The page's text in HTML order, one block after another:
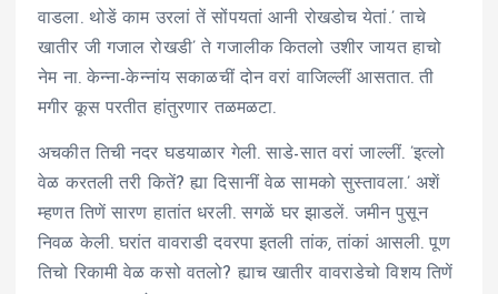
वाडला. थोडें काम उरलां तें सोंपयतां आनी रोखडोच येतां.’ ताचे
खातीर जी गजाल रोखडी’ ते गजालीक कितलो उशीर जायत हाचो
नेम ना. केन्ना-केन्नांय सकाळचीं दोन वरां वाजिल्लीं आसतात. ती
मगीर कूस परतीत हांतुरणार तळमळटा.
अचकीत तिची नदर घडयाळार गेली. साडे-सात वरां जाल्लीं. ’इत्लो
वेळ करतली तरी कितें? ह्या दिसानीं वेळ सामको सुस्तावला.’ अशें
म्हणत तिणें सारण हातांत धरली. सगळें घर झाडलें. जमीन पुसून
निवळ केली. घरांत वावराडी दवरपा इतली तांक, तांकां आसली. पूण
तिचो रिकामी वेळ कसो वतलो? ह्याच खातीर वावराडेचो विशय तिणें